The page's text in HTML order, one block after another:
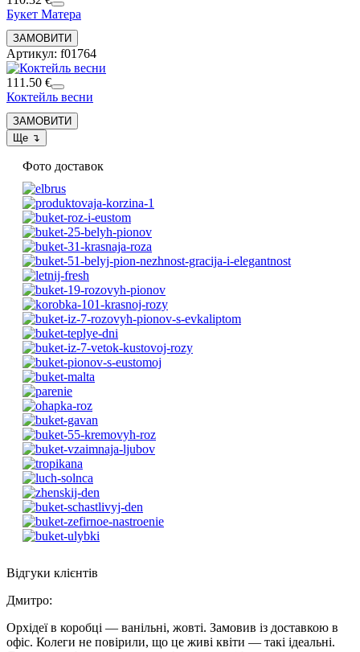
Букет Матера
Артикул: f01764
111.50 €
Коктейль весни
Фото доставок
Відгуки клієнтів
Дмитро:
Орхідеї в коробці — ванільні, жовті. Замовив із доставкою в
офіс. Колеги не повірили, що це живі квіти — такі ідеальні.